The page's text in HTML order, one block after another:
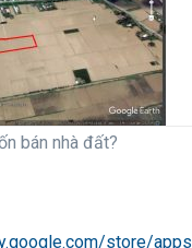
bán nhà đất?
store/